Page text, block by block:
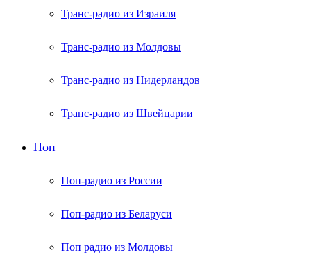
Транс-радио из Израиля
Транс-радио из Молдовы
Транс-радио из Нидерландов
Транс-радио из Швейцарии
Поп
Поп-радио из России
Поп-радио из Беларуси
Поп радио из Молдовы